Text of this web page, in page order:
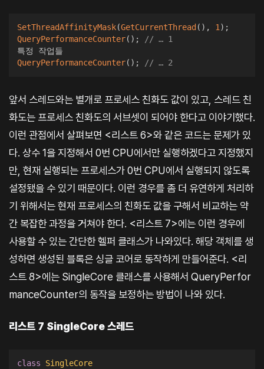
SetThreadAffinityMask(GetCurrentThread ( ) , 1) ;
QueryPerformanceCounter( ) ;
// … 1
QueryPerformanceCounter( ) ; // … 2
앞서 스레드와는 별개로 프로세스 친화도 값이 있고, 스레드 친
화도는 프로세스 친화도의 서브셋이 되어야 한다고 이야기했다.
이런 관점에서 살펴보면 <리스트 6>와 같은 코드는 문제가 있
다. 상수 1을 지정해서 0번 CPU에서만 실행하겠다고 지정했지
만, 현재 실행되는 프로세스가 0번 CPU에서 실행되지 않도록
설정됐을 수 있기 때문이다. 이런 경우를 좀 더 유연하게 처리하
기 위해서는 현재 프로세스의 친화도 값을 구해서 비교하는 약
간 복잡한 과정을 거쳐야 한다. <리스트 7>에는 이런 경우에
사용할 수 있는 간단한 헬퍼 클래스가 나와있다. 해당 객체를 생
성하면 생성된 블록은 싱글 코어로 동작하게 만들어준다. <리
스트 8>에는 SingleCore 클래스를 사용해서 QueryPerfor
manceCounter의 동작을 보정하는 방법이 나와 있다.
리스트 7 SingleCore 스레드
class
SingleCore